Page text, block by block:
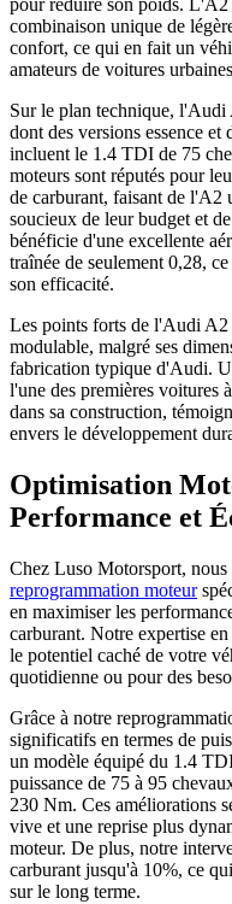
pour réduire son poids.
combinaison unique de
confort, ce qui en fait un
amateurs de voitures
Sur le plan technique, l'Audi
dont des versions essence
incluent le 1.4 TDI de 75
moteurs sont réputés pour
de carburant, faisant de l'A2
soucieux de leur budget et
bénéficie d'une excellente
traînée de seulement 0,28,
son efficacité.
Les points forts de l'Audi
modulable, malgré ses
fabrication typique d'Audi.
l'une des premières voitures
dans sa construction,
envers le développement
Optimisation
Performance et
Chez Luso Motorsport, nous
reprogrammation moteur
en maximiser les
carburant. Notre expertise
le potentiel caché de votre
quotidienne ou pour des
Grâce à notre
significatifs en termes de
un modèle équipé du 1.4
puissance de 75 à 95
230 Nm. Ces améliorations
vive et une reprise plus
moteur. De plus, notre
carburant jusqu'à 10%, ce
sur le long terme.